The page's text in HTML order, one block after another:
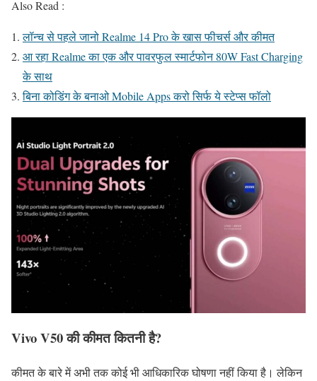
Also Read :
लॉन्च से पहले जानो Realme 14 Pro के खास फीचर्स और कीमत
आ रहा Realme का एक और पावरफुल स्मार्टफोन 80W Fast Charging
के साथ
बिना कोडिंग के बनाओ Mobile Apps करो सिर्फ ये स्टेप्स फॉलो
Vivo V50 की कीमत कितनी है?
कीमत के बारे में अभी तक कोई भी आधिकारिक घोषणा नहीं किया है। लेकिन